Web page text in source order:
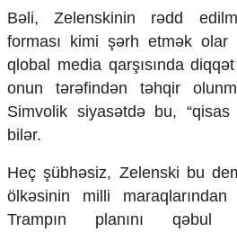
Bəli, Zelenskinin rədd
forması kimi şərh etmək
qlobal media qarşısında diqq
onun tərəfindən təhqir
Simvolik siyasətdə bu, “qisas
bilər.
Heçşübhəsiz, Zelenski bu
ölkəsinin milli maraqlarından
Trampın planını qəbul